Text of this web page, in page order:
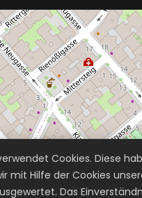
Cookies. Diese
mit Hilfe der Cookies
Das